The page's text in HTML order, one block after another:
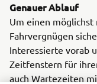
Genauer Ablauf
Um einen möglichst
Fahrvergnügen
Interessierte vorab
Zeitfenstern für
auch Wartezeiten